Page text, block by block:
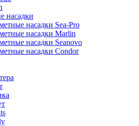
насадки
насадки Sea-Pro
насадки Marlin
насадки Seanovo
насадки Condor